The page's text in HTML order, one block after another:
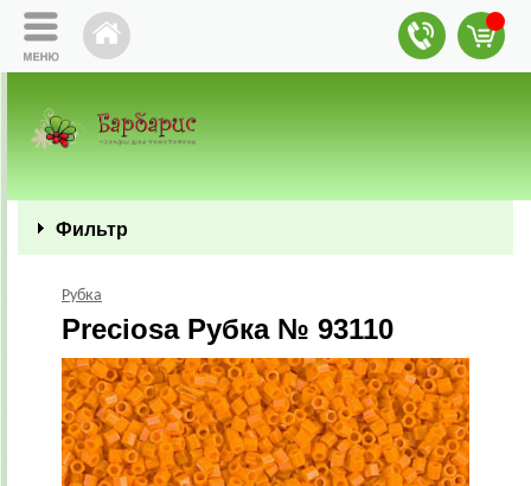
Фильтр
Рубка
Preciosa Рубка № 93110